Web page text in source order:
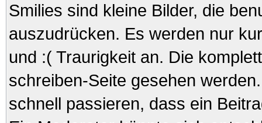
Smilies sind kleine Bilder, die
auszudrücken. Es werden nur
und :( Traurigkeit an. Die
schreiben-Seite gesehen
schnell passieren, dass ein